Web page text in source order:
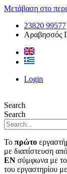
Μετάβαση στο
23820 99577
Αραβησσός
Login
Search
Search
Το πρώτο
με διαπίστευση
ΕΝ σύμφωνα με το
του εργαστηρίου με